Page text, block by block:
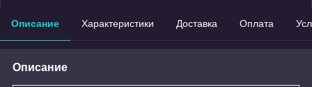
Описание Характеристики Доставка Оплата
Описание